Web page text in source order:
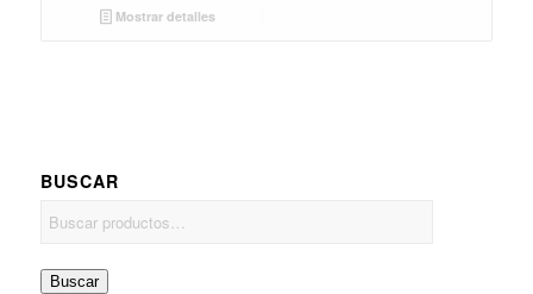
Mostrar detalles
BUSCAR
Buscar